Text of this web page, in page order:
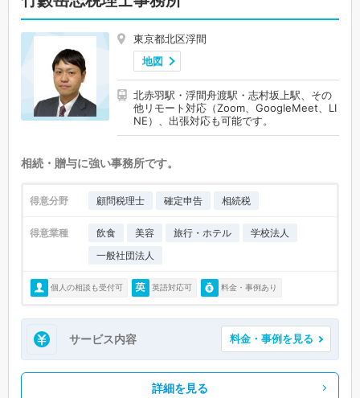
東京都北区浮間
地図
北赤羽駅・浮間舟渡駅・志村坂上駅、その
他リモート対応（Zoom、GoogleMeet、LI
NE）、出張対応も可能です。
相続・贈与に強い事務所です。
得意分野 顧問税理士 確定申告 相続税
得意業種 飲食 美容 旅行・ホテル
学校法人
一般社団法人
個人の相談も受付可 英語対応可 料金・事例あり
サービス内容 料金・事例を見る
詳細を見る